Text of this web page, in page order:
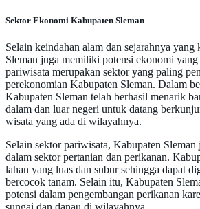
Sektor Ekonomi Kabupaten Sleman
Selain keindahan alam dan sejarahnya yang
Sleman juga memiliki potensi ekonomi yang
pariwisata merupakan sektor yang paling
perekonomian Kabupaten Sleman. Dalam
Kabupaten Sleman telah berhasil menarik
dalam dan luar negeri untuk datang
wisata yang ada di wilayahnya.
Selain sektor pariwisata, Kabupaten
dalam sektor pertanian dan perikanan.
lahan yang luas dan subur sehingga dapat
bercocok tanam. Selain itu, Kabupaten
potensi dalam pengembangan perikanan